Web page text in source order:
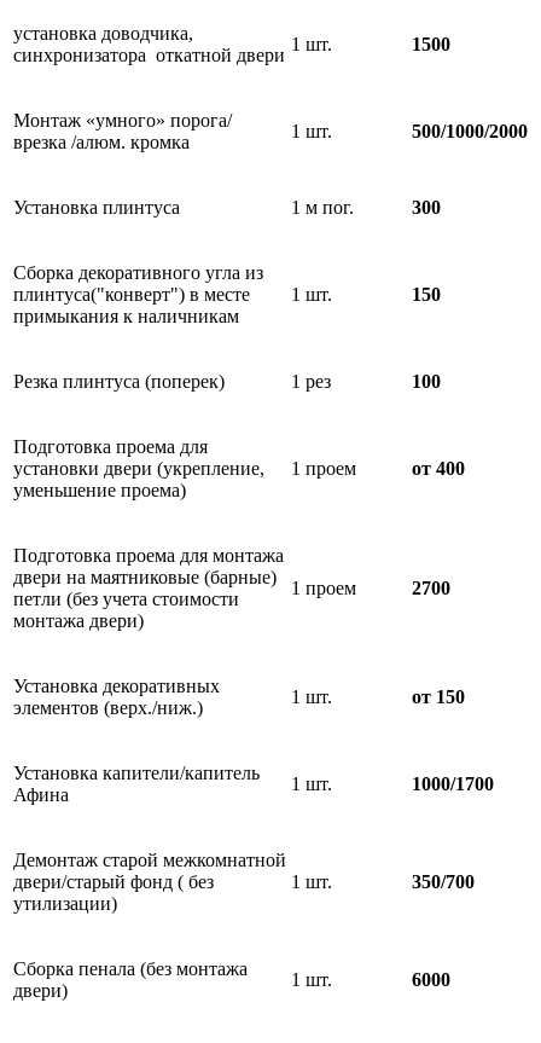
установка доводчика,
синхронизатора откатной двери
1 шт. 1500
Монтаж «умного» порога/
врезка /алюм. кромка
1 шт. 500/1000/2000
Установка плинтуса 1 м пог. 300
Сборка декоративного угла из
плинтуса("конверт") в месте
примыкания к наличникам
1 шт. 150
Резка плинтуса (поперек) 1 рез 100
Подготовка проема для
установки двери (укрепление,
уменьшение проема)
1 проем от 400
Подготовка проема для монтажа
двери на маятниковые (барные)
петли (без учета стоимости
монтажа двери)
1 проем 2700
Установка декоративных
элементов (верх./ниж.)
1 шт. от 150
Установка капители/капитель
Афина
1 шт. 1000/1700
Демонтаж старой межкомнатной
двери/старый фонд ( без
утилизации)
1 шт. 350/700
Сборка пенала (без монтажа
двери)
1 шт. 6000